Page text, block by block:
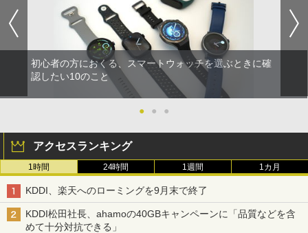
初心者の方におくる、スマートウォッチを選ぶときに確
認したい10のこと
● ● ●
アクセスランキング
1時間 24時間 1週間 1カ月
KDDI、楽天へのローミングを9月末で終了
KDDI松田社長、ahamoの40GBキャンペーンに「品質などを含
めて十分対抗できる」